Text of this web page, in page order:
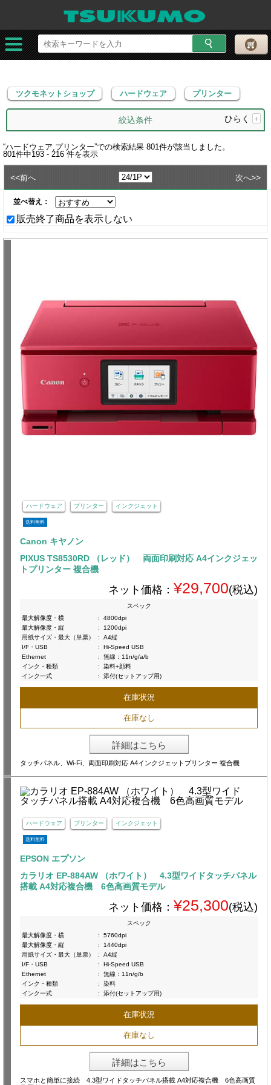
ツクモネットショップ ハードウェア プリンター
ツクモネットショップ ハードウェア プリンター
絞込条件 ひらく +
“ハードウェア,プリンター”での検索結果 801件が該当しました。
801件中193 - 216 件を表示
<<前へ 次へ>>
並べ替え：
販売終了商品を表示しない
ハードウェア プリンター インクジェット
送料無料
Canon キヤノン
PIXUS TS8530RD （レッド） 両面印刷対応 A4インクジェッ
トプリンター 複合機
ネット価格： ¥29,700(税込)
スペック
最大解像度・横
:
4800dpi
最大解像度・縦
:
1200dpi
用紙サイズ・最大（単票）
:
A4縦
I/F・USB
:
Hi-Speed USB
Ethernet
:
無線：11n/g/a/b
インク・種類
:
染料+顔料
インク一式
: 添付(セットアップ用)
在庫状況
在庫なし
詳細はこちら
タッチパネル、Wi-Fi、両面印刷対応 A4インクジェットプリンター 複合機
ハードウェア プリンター インクジェット
送料無料
EPSON エプソン
カラリオ EP-884AW （ホワイト） 4.3型ワイドタッチパネル
搭載 A4対応複合機 6色高画質モデル
ネット価格： ¥25,300(税込)
スペック
最大解像度・横
:
5760dpi
最大解像度・縦
:
1440dpi
用紙サイズ・最大（単票）
:
A4縦
I/F・USB
:
Hi-Speed USB
Ethernet
:
無線：11n/g/b
インク・種類
:
染料
インク一式
: 添付(セットアップ用)
在庫状況
在庫なし
詳細はこちら
スマホと簡単に接続 4.3型ワイドタッチパネル搭載 A4対応複合機 6色高画質